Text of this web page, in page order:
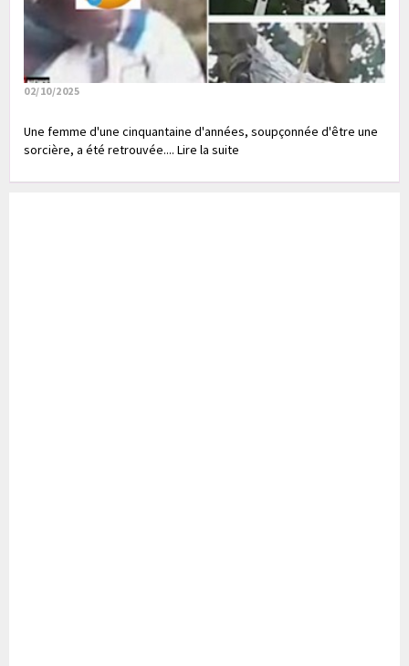
02/10/2025
Une femme d'une cinquantaine d'années, soupçonnée d'être une
sorcière, a été retrouvée.... Lire la suite